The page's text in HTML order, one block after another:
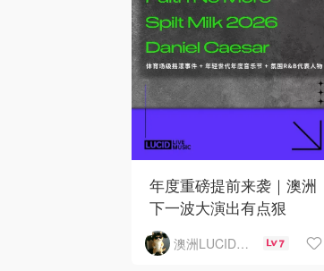
年度重磅提前来袭｜澳洲
下一波大演出有点狠
澳洲LUCID音乐演出 7